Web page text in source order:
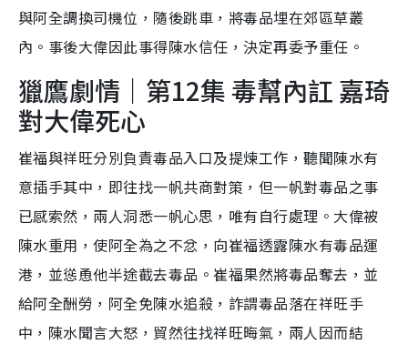
與阿全調換司機位，隨後跳車，將毒品埋在郊區草叢
內。事後大偉因此事得陳水信任，決定再委予重任。
獵鷹劇情｜第12集 毒幫內訌 嘉琦
對大偉死心
崔福與祥旺分別負責毒品入口及提煉工作，聽聞陳水有
意插手其中，即往找一帆共商對策，但一帆對毒品之事
已感索然，兩人洞悉一帆心思，唯有自行處理。大偉被
陳水重用，使阿全為之不忿，向崔福透露陳水有毒品運
港，並慫恿他半途截去毒品。崔福果然將毒品奪去，並
給阿全酬勞，阿全免陳水追殺，詐謂毒品落在祥旺手
中，陳水聞言大怒，貿然往找祥旺晦氣，兩人因而結